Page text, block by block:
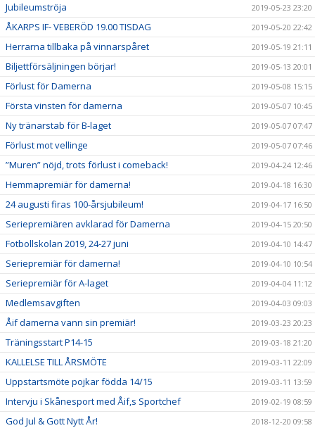
Jubileumströja 2019-05-23 23:20
ÅKARPS IF- VEBERÖD 19.00 TISDAG 2019-05-20 22:42
Herrarna tillbaka på vinnarspåret 2019-05-19 21:11
Biljettförsäljningen börjar! 2019-05-13 20:01
Förlust för Damerna 2019-05-08 15:15
Första vinsten för damerna 2019-05-07 10:45
Ny tränarstab för B-laget 2019-05-07 07:47
Förlust mot vellinge 2019-05-07 07:46
”Muren” nöjd, trots förlust i comeback! 2019-04-24 12:46
Hemmapremiär för damerna! 2019-04-18 16:30
24 augusti firas 100-årsjubileum! 2019-04-17 16:50
Seriepremiären avklarad för Damerna 2019-04-15 20:50
Fotbollskolan 2019, 24-27 juni 2019-04-10 14:47
Seriepremiär för damerna! 2019-04-10 10:54
Seriepremiär för A-laget 2019-04-04 11:12
Medlemsavgiften 2019-04-03 09:03
Åif damerna vann sin premiär! 2019-03-23 20:23
Träningsstart P14-15 2019-03-18 21:20
KALLELSE TILL ÅRSMÖTE 2019-03-11 22:09
Uppstartsmöte pojkar födda 14/15 2019-03-11 13:59
Intervju i Skånesport med Åif,s Sportchef 2019-02-19 08:59
God Jul & Gott Nytt År! 2018-12-20 09:58